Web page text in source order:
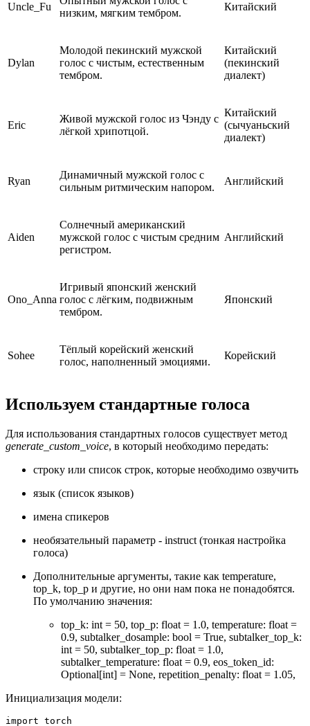
Uncle_Fu
низким, мягким тембром.
Китайский
Dylan
Молодой пекинский мужской
голос с чистым, естественным
тембром.
Китайский
(пекинский
диалект)
Eric
Живой мужской голос из Чэнду с
лёгкой хрипотцой.
Китайский
(сычуаньский
диалект)
Ryan
Динамичный мужской голос с
сильным ритмическим напором.
Английский
Aiden
Солнечный американский
мужской голос с чистым средним
регистром.
Английский
Ono_Anna
Игривый японский женский
голос с лёгким, подвижным
тембром.
Японский
Sohee
Тёплый корейский женский
голос, наполненный эмоциями.
Корейский
Используем стандартные голоса
Для использования стандартных голосов существует метод
generate_custom_voice, в который необходимо передать:
строку или список строк, которые необходимо озвучить
язык (список языков)
имена спикеров
необязательный параметр - instruct (тонкая настройка
голоса)
Дополнительные аргументы, такие как temperature,
top_k, top_p и другие, но они нам пока не понадобятся.
По умолчанию значения:
top_k: int = 50, top_p: float = 1.0, temperature: float =
0.9, subtalker_dosample: bool = True, subtalker_top_k:
int = 50, subtalker_top_p: float = 1.0,
subtalker_temperature: float = 0.9, eos_token_id:
Optional[int] = None, repetition_penalty: float = 1.05,
Инициализация модели:
import torch